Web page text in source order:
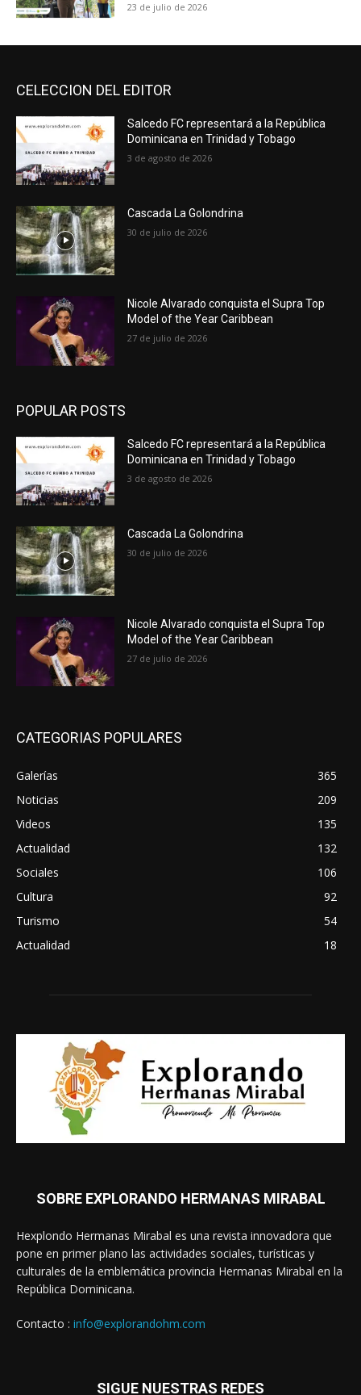
23 de julio de 2026
CELECCION DEL EDITOR
Salcedo FC representará a la República
Dominicana en Trinidad y Tobago
3 de agosto de 2026
Cascada La Golondrina
30 de julio de 2026
Nicole Alvarado conquista el Supra Top
Model of the Year Caribbean
27 de julio de 2026
POPULAR POSTS
Salcedo FC representará a la República
Dominicana en Trinidad y Tobago
3 de agosto de 2026
Cascada La Golondrina
30 de julio de 2026
Nicole Alvarado conquista el Supra Top
Model of the Year Caribbean
27 de julio de 2026
CATEGORIAS POPULARES
Galerías
365
Noticias
209
Videos
135
Actualidad
132
Sociales
106
Cultura
92
Turismo
54
Actualidad
18
SOBRE EXPLORANDO HERMANAS MIRABAL
Hexplondo Hermanas Mirabal es una revista innovadora que
pone en primer plano las actividades sociales, turísticas y
culturales de la emblemática provincia Hermanas Mirabal en la
República Dominicana.
Contacto : info@explorandohm.com
SIGUE NUESTRAS REDES